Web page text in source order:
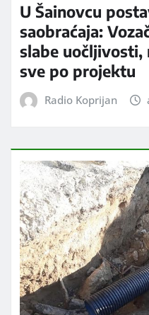
U Šainovcu
saobraćaja:
slabe uočljivosti,
sve po projektu
Radio Koprijan